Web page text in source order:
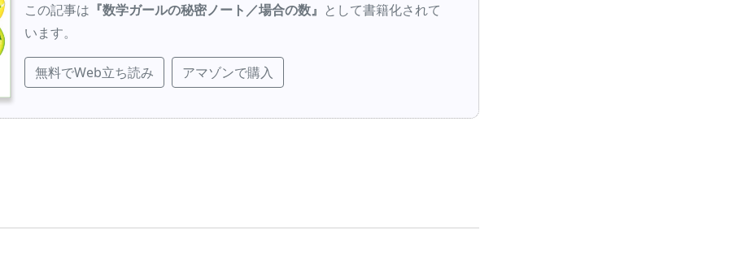
この記事は 『数学ガールの秘密ノート／場合の数』 として書籍化されて
います。
無料でWeb立ち読み アマゾンで購入